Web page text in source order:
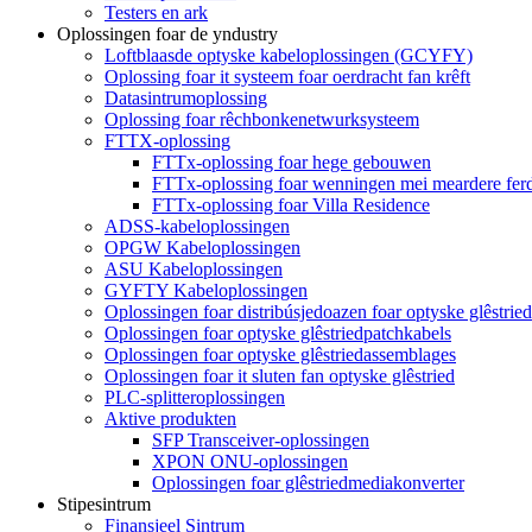
Testers en ark
Oplossingen foar de yndustry
Loftblaasde optyske kabeloplossingen (GCYFY)
Oplossing foar it systeem foar oerdracht fan krêft
Datasintrumoplossing
Oplossing foar rêchbonkenetwurksysteem
FTTX-oplossing
FTTx-oplossing foar hege gebouwen
FTTx-oplossing foar wenningen mei meardere
FTTx-oplossing foar Villa Residence
ADSS-kabeloplossingen
OPGW Kabeloplossingen
ASU Kabeloplossingen
GYFTY Kabeloplossingen
Oplossingen foar distribúsjedoazen foar optyske glêstried
Oplossingen foar optyske glêstriedpatchkabels
Oplossingen foar optyske glêstriedassemblages
Oplossingen foar it sluten fan optyske glêstried
PLC-splitteroplossingen
Aktive produkten
SFP Transceiver-oplossingen
XPON ONU-oplossingen
Oplossingen foar glêstriedmediakonverter
Stipesintrum
Finansjeel Sintrum